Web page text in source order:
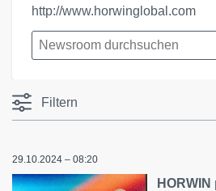
http://www.horwinglobal.com
Filtern
29.10.2024 – 08:20